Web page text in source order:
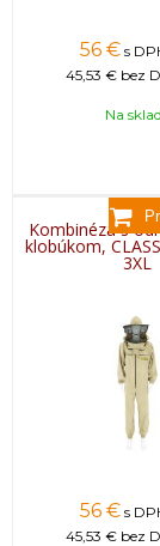
56 € s
45,53 € bez
Na
Kombinéza s
klobúkom,
3XL
56 € s
45,53 € bez